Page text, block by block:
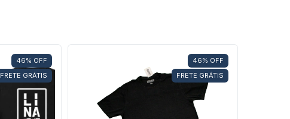
46% OFF
FRETE GRÁTIS
46% OFF
FRETE GRÁTIS